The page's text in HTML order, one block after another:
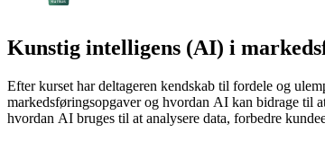
Kunstig intelligens (AI) i
Efter kurset har deltageren kendskab til fordele og
markedsføringsopgaver og hvordan AI kan bidrage til
hvordan AI bruges til at analysere data, forbedre